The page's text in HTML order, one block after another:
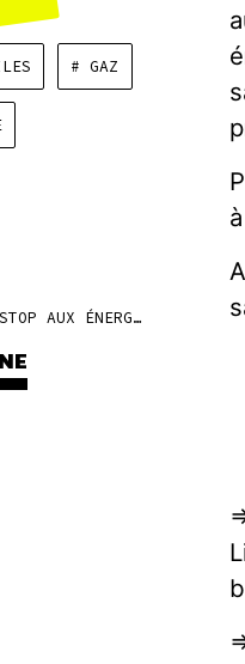
# GAZ
BNP PARIBAS : STOP AUX ÉNERGIES FOSSILES